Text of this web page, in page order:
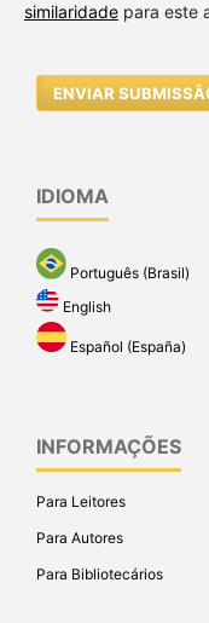
similaridadepara este
ENVIAR
IDIOMA
Português (Brasil)
English
Español (España)
INFORMAÇÕES
Para Leitores
Para Autores
Para Bibliotecários